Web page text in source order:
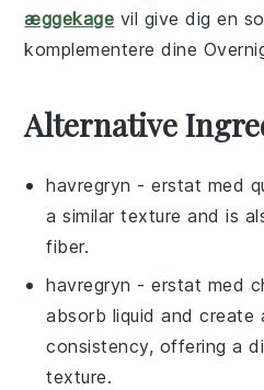
æggekage vil give dig en
komplementere dine
Alternative
havregryn - erstat med
a similar texture and is
fiber.
havregryn - erstat med
absorb liquid and create
consistency, offering a
texture.